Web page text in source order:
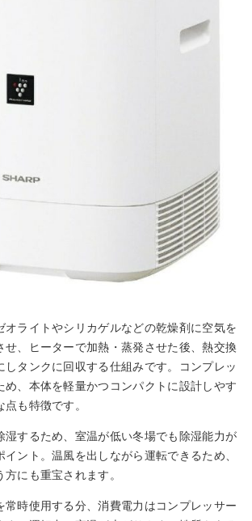
オライトやシリカゲルなどの乾燥剤に空気を
せ、ヒーターで加熱・蒸発させた後、熱交換
しタンクに回収する仕組みです。コンプレッ
め、本体を軽量かつコンパクトに設計しやす
も特徴です。
湿するため、室温が低い冬場でも除湿能力が
ント。温風を出しながら運転できるため、
にも重宝されます。
常時使用する分、消費電力はコンプレッサー